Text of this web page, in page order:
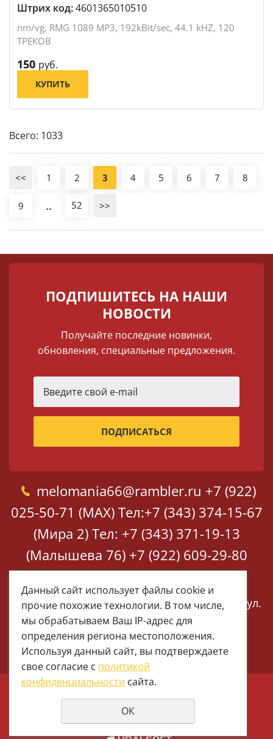
Штрих код:4601365010510
nm/vg, RMG 1089 MP3, 192kBit/sec, 44.1 kHZ, 120
ТРЕКОВ
150 руб.
КУПИТЬ
Всего: 1033
<< 1 2 3 4 5 6 7 8
9 .. 52 >>
ПОДПИШИТЕСЬ НА НАШИ
НОВОСТИ
Получайте последние новинки,
обновления, специальные предложения.
melomania66@rambler.ru +7 (922)
025-50-71 (MAX) Тел:+7 (343) 374-15-67
(Мира 2) Тел: +7 (343) 371-19-13
(Малышева 76) +7 (922) 609-29-80
(MAX)
Екатеринбург, ул. Мира 2
Екатеринбург, ул.
Малышева 76
© 1997 - 2026 Меломания
Политика конфиденциальности
Данный сайт использует файлы cookie и
прочие похожие технологии. В том числе,
мы обрабатываем Ваш IP-адрес для
определения региона местоположения.
Используя данный сайт, вы подтверждаете
свое согласие с политикой
конфиденциальности сайта.
ОК